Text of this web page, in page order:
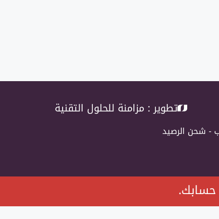
تطوير : مزامنة للحلول التقنية
- شحن الرصيد